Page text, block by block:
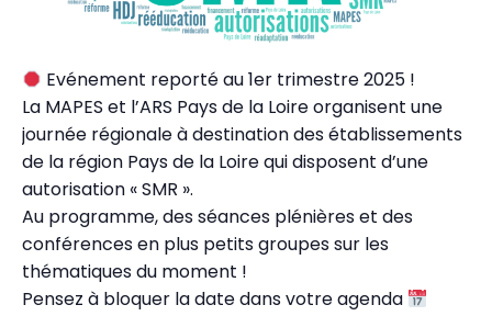
Evénement reporté au 1er trimestre 2025 !
La MAPES et l’ARS Pays de la Loire organisent une
journée régionale à destination des établissements
de la région Pays de la Loire qui disposent d’une
autorisation « SMR ».
Au programme, des séances plénières et des
conférences en plus petits groupes sur les
thématiques du moment !
Pensez à bloquer la date dans votre agenda